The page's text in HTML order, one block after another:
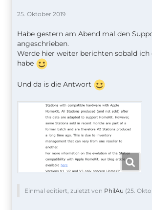
25. Oktober 2019
Habe gestern am Abend mal den
angeschrieben.
Werde hier weiter berichten sobald
habe
Und da is die Antwort
Einmal editiert, zuletzt von PhilAu (25.